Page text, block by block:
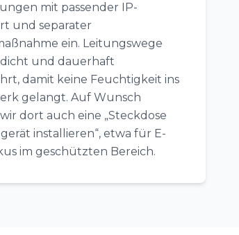
mit passender IP-
und separater
ein. Leitungswege
und dauerhaft
damit keine Feuchtigkeit ins
gelangt. Auf Wunsch
dort auch eine „Steckdose
installieren“, etwa für E-
im geschützten Bereich.